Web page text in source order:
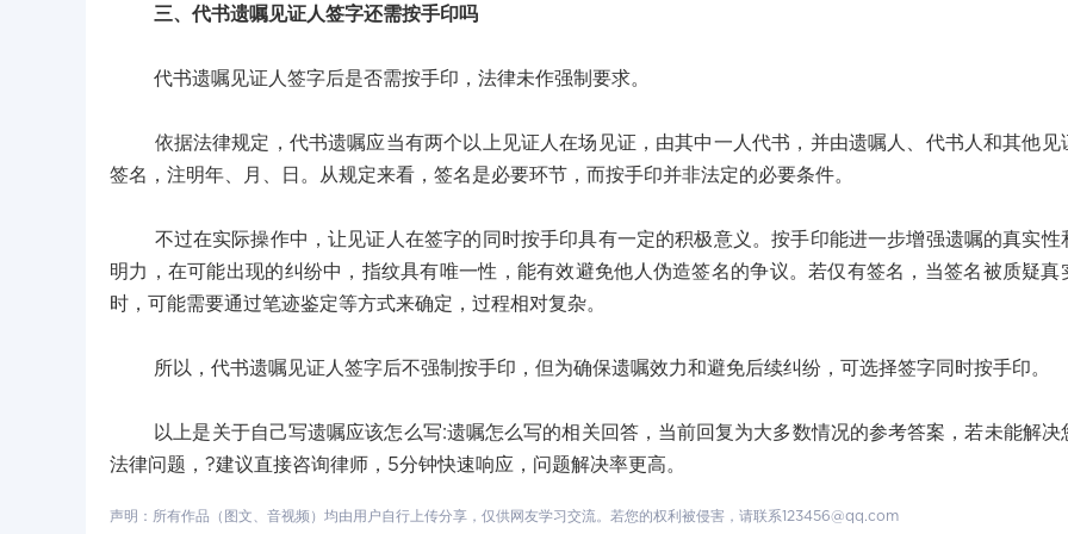
三、代书遗嘱见证人签字还需按手印吗
代书遗嘱见证人签字后是否需按手印，法律未作强制要求。
依据法律规定，代书遗嘱应当有两个以上见证人在场见证，由其中一人代书，并由遗嘱人、代书人和其他见
签名，注明年、月、日。从规定来看，签名是必要环节，而按手印并非法定的必要条件。
不过在实际操作中，让见证人在签字的同时按手印具有一定的积极意义。按手印能进一步增强遗嘱的真实性
明力，在可能出现的纠纷中，指纹具有唯一性，能有效避免他人伪造签名的争议。若仅有签名，当签名被质疑真
时，可能需要通过笔迹鉴定等方式来确定，过程相对复杂。
所以，代书遗嘱见证人签字后不强制按手印，但为确保遗嘱效力和避免后续纠纷，可选择签字同时按手印。
以上是关于自己写遗嘱应该怎么写:遗嘱怎么写的相关回答，当前回复为大多数情况的参考答案，若未能解决
法律问题，?建议直接咨询律师，5分钟快速响应，问题解决率更高。
声明：所有作品（图文、音视频）均由用户自行上传分享，仅供网友学习交流。若您的权利被侵害，请联系123456@qq.com